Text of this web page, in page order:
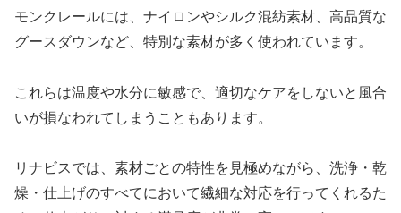
モンクレールには、ナイロンやシルク混紡素材、高品質な
グースダウンなど、特別な素材が多く使われています。
これらは温度や水分に敏感で、適切なケアをしないと風合
いが損なわれてしまうこともあります。
リナビスでは、素材ごとの特性を見極めながら、洗浄・乾
燥・仕上げのすべてにおいて繊細な対応を行ってくれるた